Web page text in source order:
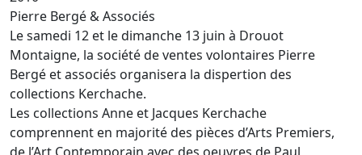
Pierre Bergé & Associés
Le samedi 12 et le dimanche 13 juin à Drouot
Montaigne, la société de ventes volontaires Pierre
Bergé et associés organisera la dispertion des
collections Kerchache.
Les collections Anne et Jacques Kerchache
comprennent en majorité des pièces d’Arts Premiers,